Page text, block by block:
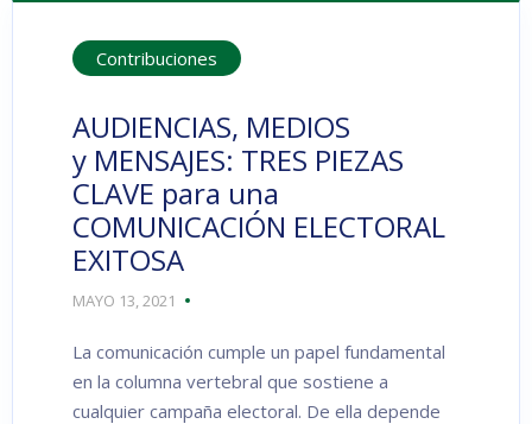
Contribuciones
AUDIENCIAS, MEDIOS
y MENSAJES: TRES PIEZAS
CLAVE para una
COMUNICACIÓN ELECTORAL
EXITOSA
MAYO 13, 2021
La comunicación cumple un papel fundamental
en la columna vertebral que sostiene a
cualquier campaña electoral. De ella depende